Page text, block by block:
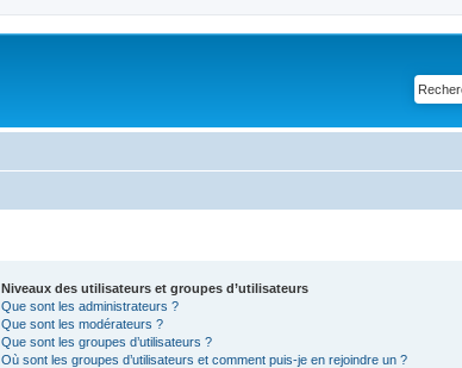
Niveaux des utilisateurs et groupes d’utilisateurs
Que sont les administrateurs ?
Que sont les modérateurs ?
Que sont les groupes d’utilisateurs ?
Où sont les groupes d’utilisateurs et comment puis-je en rejoindre un ?